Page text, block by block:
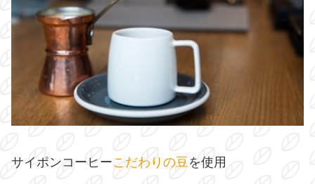
サイポンコーヒーこだわりの豆を使用